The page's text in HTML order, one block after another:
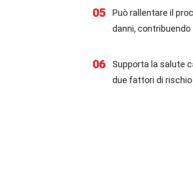
05
Può rallentare il
danni,
06
Supporta la salute
due fattori di